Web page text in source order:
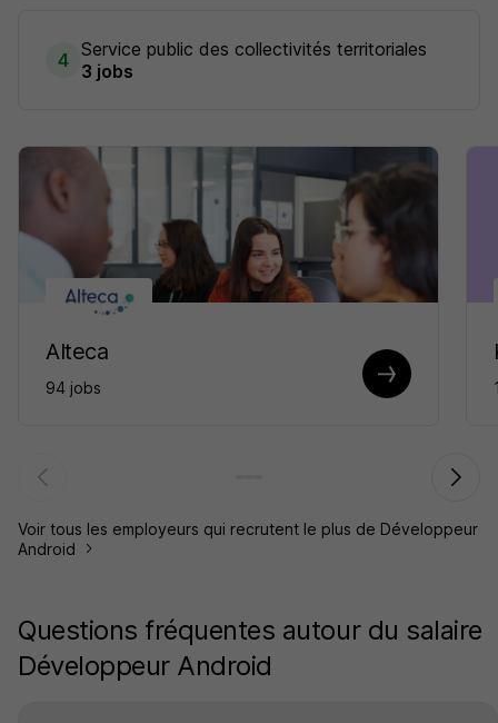
4 Service public des collectivités territoriales
3 jobs
Alteca
94 jobs
Voir tous les employeurs qui recrutent le plus de Développeur
Android
Questions fréquentes autour du salaire
Développeur Android